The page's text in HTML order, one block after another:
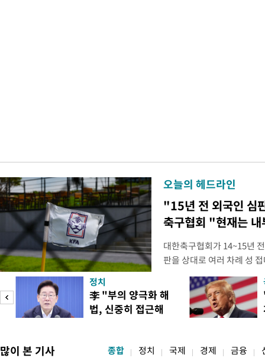
오늘의 헤드라인
"15년 전 외국인 심
축구협회 "현재는
대한축구협회가 14~15년
판을 상대로 여러 차례 성
구계에 따르면 국회의 한
년 국제심판 10여 명에게
축구협회는 외국인 심판과
수십만원에서 많게는 100
정치
李 "부의 양극화 해
법, 신중히 접근해
많이 본 기사 종합 정치 국제 경제 금융